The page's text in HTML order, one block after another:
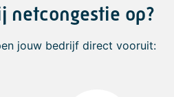
netcongestie op?
jouw bedrijf direct vooruit: